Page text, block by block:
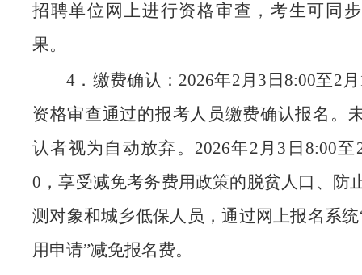
招聘单位网上进行资格审查，考生可同
果。
4．缴费确认：2026年2月3日8:00至2
资格审查通过的报考人员缴费确认报名。
认者视为自动放弃。2026年2月3日8:00至
0，享受减免考务费用政策的脱贫人口、防
测对象和城乡低保人员，通过网上报名系
用申请”减免报名费。